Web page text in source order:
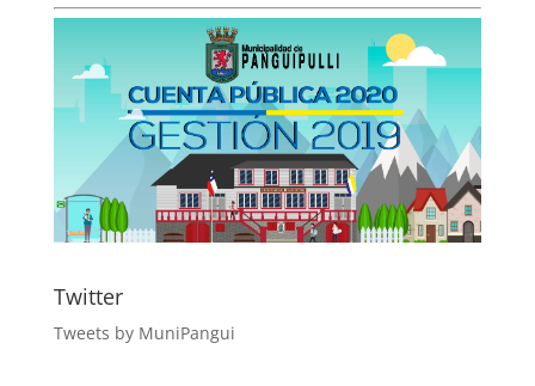
Twitter
Tweets by MuniPangui